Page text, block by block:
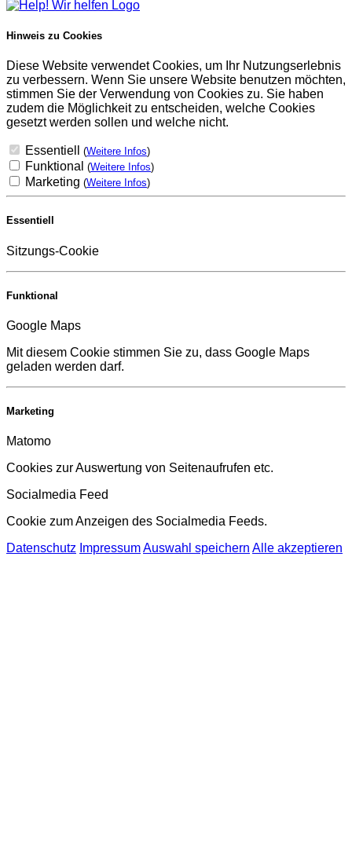
Hinweis zu Cookies
Diese Website verwendet Cookies, um Ihr Nutzungserlebnis
zu verbessern. Wenn Sie unsere Website benutzen möchten,
stimmen Sie der Verwendung von Cookies zu. Sie haben
zudem die Möglichkeit zu entscheiden, welche Cookies
gesetzt werden sollen und welche nicht.
Essentiell (Weitere Infos)
Funktional (Weitere Infos)
Marketing (Weitere Infos)
Essentiell
Sitzungs-Cookie
Funktional
Google Maps
Mit diesem Cookie stimmen Sie zu, dass Google Maps
geladen werden darf.
Marketing
Matomo
Cookies zur Auswertung von Seitenaufrufen etc.
Socialmedia Feed
Cookie zum Anzeigen des Socialmedia Feeds.
Datenschutz ImpressumAuswahl speichern Alle akzeptieren